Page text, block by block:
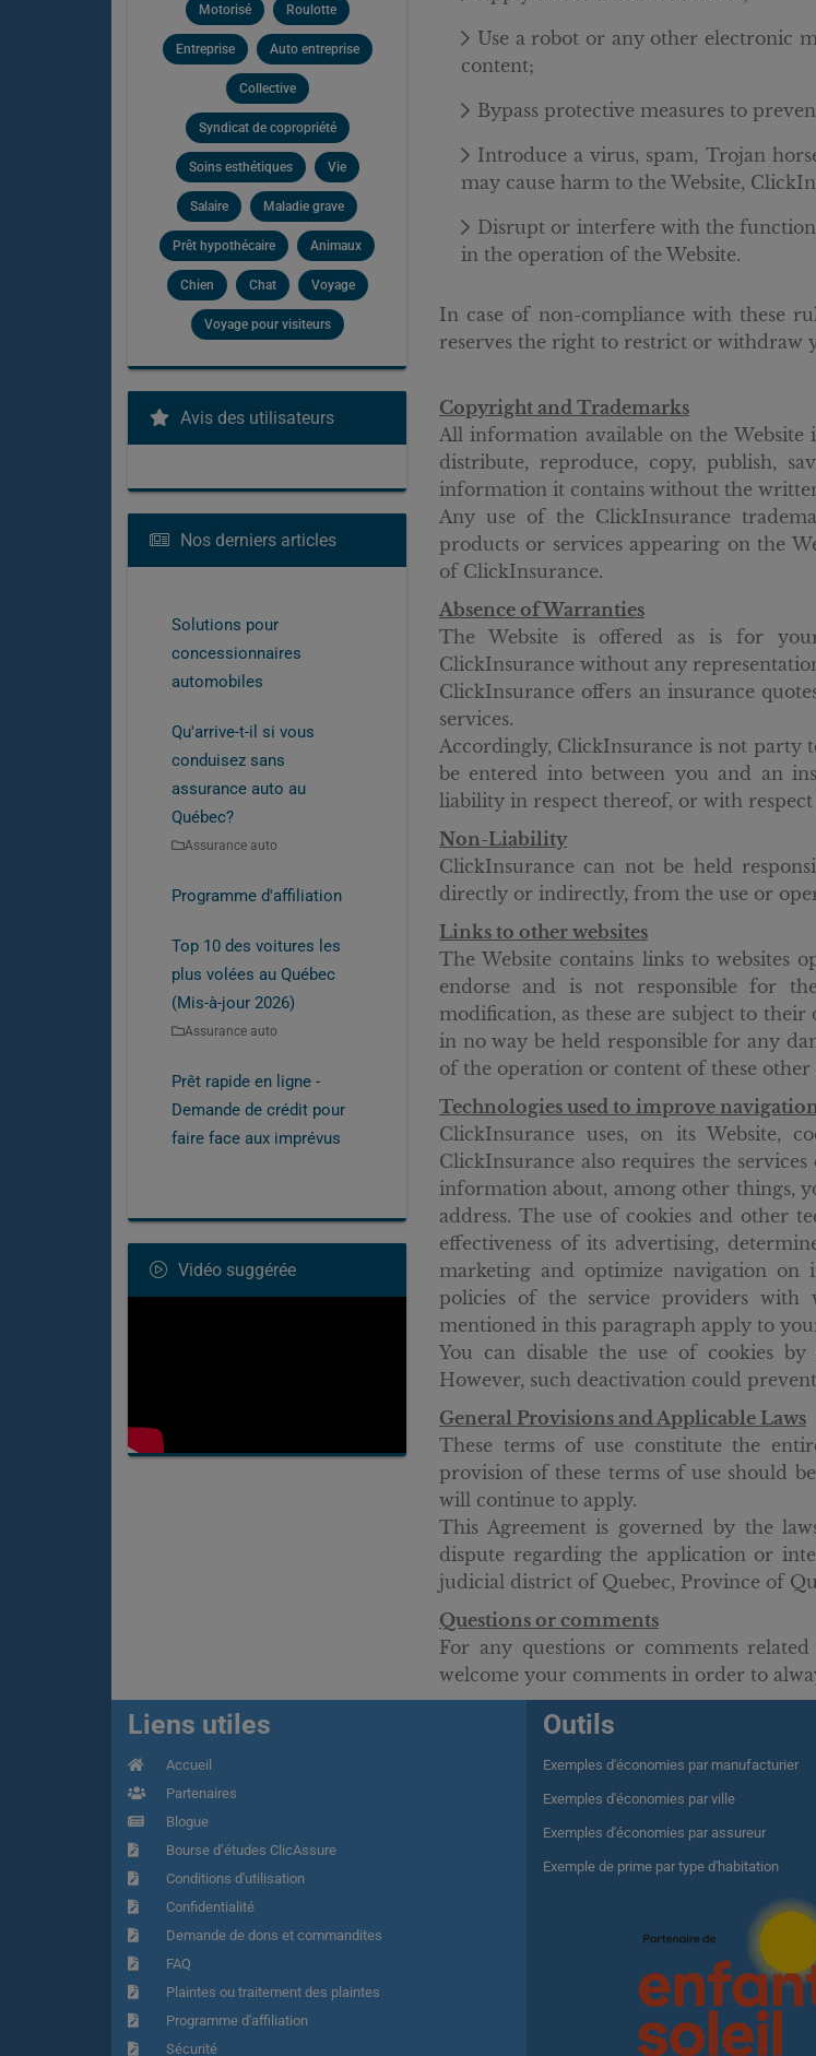
Use a robot or any other electronic
content;
Bypass protective measures to
Introduce a virus, spam, Trojan
may cause harm to the Website,
Disrupt or interfere with the
in the operation of the Website.
In case of non-compliance with these
reserves the right to restrict or withdraw
Copyright and Trademarks
All information available on the
distribute, reproduce, copy, publish,
information it contains without the
Any use of the ClickInsurance
products or services appearing on the
of ClickInsurance.
Absence of Warranties
The Website is offered as is for
ClickInsurance without any
ClickInsurance offers an insurance
services.
Accordingly, ClickInsurance is not party
be entered into between you and an
liability in respect thereof, or with respect
Non-Liability
ClickInsurance can not be held
directly or indirectly, from the use or
Links to other websites
The Website contains links to websites
endorse and is not responsible for
modification, as these are subject to
in no way be held responsible for any
of the operation or content of these other
Technologies used to improve
ClickInsurance uses, on its Website,
ClickInsurance also requires the
information about, among other things,
address. The use of cookies and other
effectiveness of its advertising,
marketing and optimize navigation
policies of the service providers with
mentioned in this paragraph apply to
You can disable the use of cookies
However, such deactivation could
General Provisions and Applicable Laws
These terms of use constitute the
provision of these terms of use should
will continue to apply.
This Agreement is governed by the
dispute regarding the application or
judicial district of Quebec, Province of
Questions or comments
For any questions or comments
welcome your comments in order to
Motorisé Roulotte
Entreprise Auto entreprise
Collective
Syndicat de copropriété
Soins esthétiques Vie
Salaire Maladie grave
Prêt hypothécaire Animaux
Chien Chat Voyage
Voyage pour visiteurs
Avis des utilisateurs
Nos derniers articles
Solutions pour
concessionnaires
automobiles
Qu'arrive-t-il si vous
conduisez sans
assurance auto au
Québec?
Assurance auto
Programme d'affiliation
Top 10 des voitures les
plus volées au Québec
(Mis-à-jour 2026)
Assurance auto
Prêt rapide en ligne -
Demande de crédit pour
faire face aux imprévus
Vidéo suggérée
Liens utiles
Accueil
Partenaires
Blogue
Bourse d’études ClicAssure
Conditions d'utilisation
Confidentialité
Demande de dons et commandites
FAQ
Plaintes ou traitement des plaintes
Programme d'affiliation
Sécurité
Outils
Exemples d'économies par manufacturier
Exemples d'économies par ville
Exemples d'économies par assureur
Exemple de prime par type d'habitation